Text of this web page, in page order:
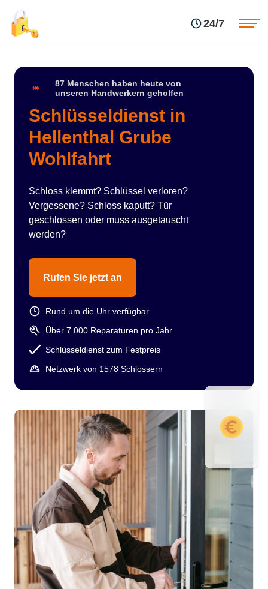
24/7
87 Menschen haben heute von
unseren Handwerkern geholfen
Schlüsseldienst in
Hellenthal Grube
Wohlfahrt
Schloss klemmt? Schlüssel verloren?
Vergessene? Schloss kaputt? Tür
geschlossen oder muss ausgetauscht
werden?
Rufen Sie jetzt an
Rund um die Uhr verfügbar
Über 7 000 Reparaturen pro Jahr
Schlüsseldienst zum Festpreis
Netzwerk von 1578 Schlossern